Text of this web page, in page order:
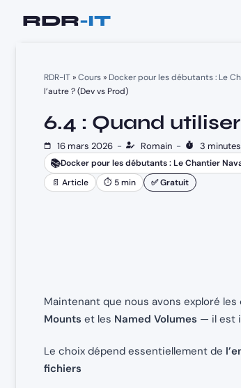
RDR-IT»Cours» Docker pour les débutants : Le
l’autre ? (Dev vs Prod)
6.4 : Quand utiliser
16 mars 2026 - Romain - 3 minutes
📚Docker pour les débutants : Le Chantier
📄 Article
⏱ 5 min ✅ Gratuit
Maintenant que nous avons exploré
Mounts et les Named Volumes — il est
Le choix dépend essentiellement de
fichiers